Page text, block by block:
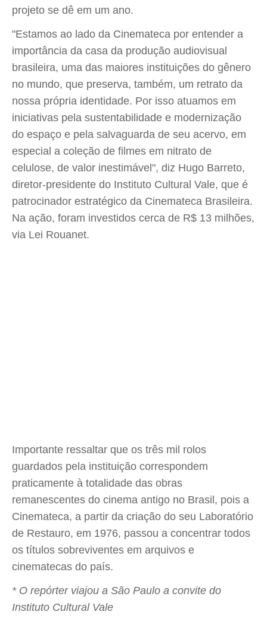
projeto se dê em um ano.
"Estamos ao lado da Cinemateca por entender a
importância da casa da produção audiovisual
brasileira, uma das maiores instituições do gênero
no mundo, que preserva, também, um retrato da
nossa própria identidade. Por isso atuamos em
iniciativas pela sustentabilidade e modernização
do espaço e pela salvaguarda de seu acervo, em
especial a coleção de filmes em nitrato de
celulose, de valor inestimável", diz Hugo Barreto,
diretor-presidente do Instituto Cultural Vale, que é
patrocinador estratégico da Cinemateca Brasileira.
Na ação, foram investidos cerca de R$ 13 milhões,
via Lei Rouanet.
Importante ressaltar que os três mil rolos
guardados pela instituição correspondem
praticamente à totalidade das obras
remanescentes do cinema antigo no Brasil, pois a
Cinemateca, a partir da criação do seu Laboratório
de Restauro, em 1976, passou a concentrar todos
os títulos sobreviventes em arquivos e
cinematecas do país.
* O repórter viajou a São Paulo a convite do
Instituto Cultural Vale